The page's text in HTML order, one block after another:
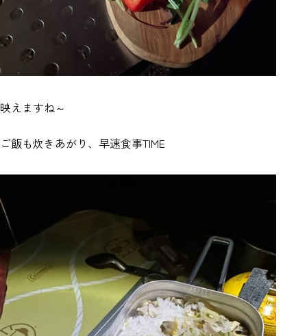
映えますね～
ご飯も炊きあがり、早速食事TIME